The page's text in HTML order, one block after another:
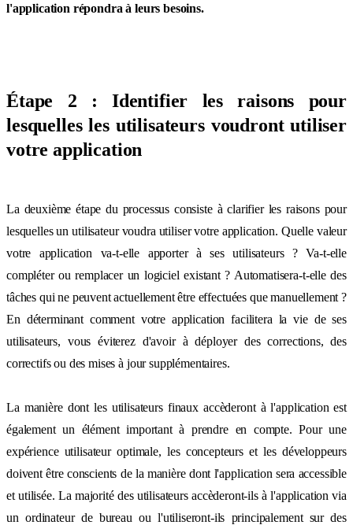
l'application répondra à leurs besoins.
Étape 2 : Identifier les raisons pour
lesquelles les utilisateurs voudront utiliser
votre application
La deuxième étape du processus consiste à clarifier les raisons pour
lesquelles un utilisateur voudra utiliser votre application. Quelle valeur
votre application va-t-elle apporter à ses utilisateurs ? Va-t-elle
compléter ou remplacer un logiciel existant ? Automatisera-t-elle des
tâches qui ne peuvent actuellement être effectuées que manuellement ?
En déterminant comment votre application facilitera la vie de ses
utilisateurs, vous éviterez d'avoir à déployer des corrections, des
correctifs ou des mises à jour supplémentaires.
La manière dont les utilisateurs finaux accèderont à l'application est
également un élément important à prendre en compte. Pour une
expérience utilisateur optimale, les concepteurs et les développeurs
doivent être conscients de la manière dont l'application sera accessible
et utilisée. La majorité des utilisateurs accèderont-ils à l'application via
un ordinateur de bureau ou l'utiliseront-ils principalement sur des